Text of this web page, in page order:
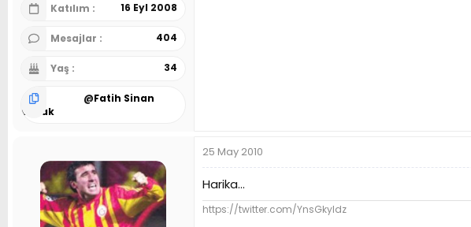
Katılım
16 Eyl 2008
Mesajlar 404
Yaş 34
@Fatih Sinan
Durak
25 May 2010
Harika...
https://twitter.com/YnsGkyldz